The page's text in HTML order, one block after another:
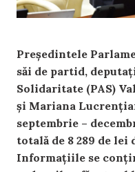
Președintele
săi de partid,
Solidaritate (PAS)
și Mariana
septembrie –
totală de 8 289 de
Informațiile se